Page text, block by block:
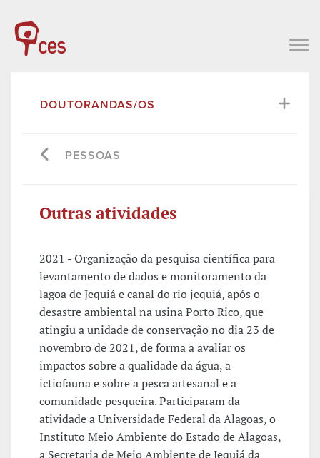
DOUTORANDAS/OS
PESSOAS
Outras atividades
2021 - Organização da pesquisa científica para
levantamento de dados e monitoramento da
lagoa de Jequiá e canal do rio jequiá, após o
desastre ambiental na usina Porto Rico, que
atingiu a unidade de conservação no dia 23 de
novembro de 2021, de forma a avaliar os
impactos sobre a qualidade da água, a
ictiofauna e sobre a pesca artesanal e a
comunidade pesqueira. Participaram da
atividade a Universidade Federal da Alagoas, o
Instituto Meio Ambiente do Estado de Alagoas,
a Secretaria de Meio Ambiente de Jequiá da